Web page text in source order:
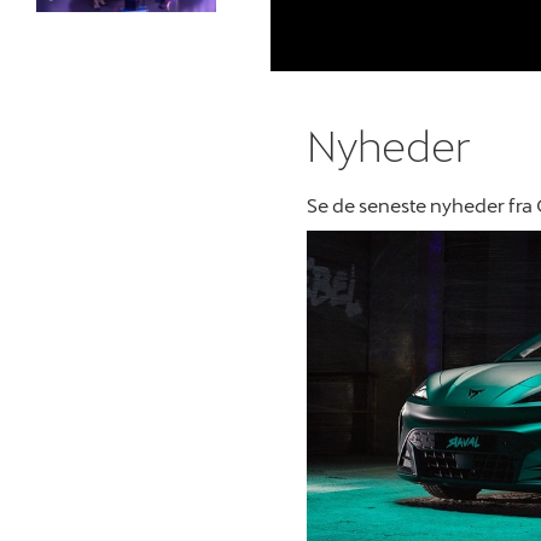
Nyheder
Se de seneste nyheder fra